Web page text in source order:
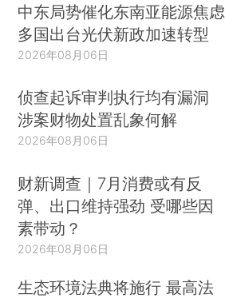
中东局势催化东南亚能源焦虑
多国出台光伏新政加速转型
2026年08月06日
侦查起诉审判执行均有漏洞
涉案财物处置乱象何解
2026年08月06日
财新调查｜7月消费或有反
弹、出口维持强劲 受哪些因
素带动？
2026年08月06日
生态环境法典将施行 最高法